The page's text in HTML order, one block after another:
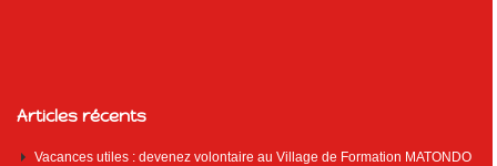
Articles récents
Vacances utiles : devenez volontaire au Village de Formation MATONDO